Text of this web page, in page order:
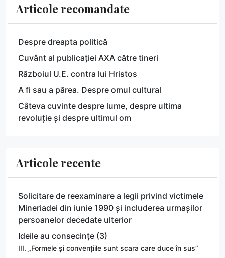
Articole recomandate
Despre dreapta politică
Cuvânt al publicației AXA către tineri
Războiul U.E. contra lui Hristos
A fi sau a părea. Despre omul cultural
Câteva cuvinte despre lume, despre ultima
revoluție și despre ultimul om
Articole recente
Solicitare de reexaminare a legii privind victimele
Mineriadei din iunie 1990 și includerea urmașilor
persoanelor decedate ulterior
Ideile au consecințe (3)
III. „Formele și convențiile sunt scara care duce în sus”